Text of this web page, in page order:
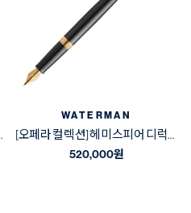
드 GT 수성펜
WATERMAN
[오페라 컬렉션] 헤미스피어 디럭스 블랙&골드 GT 만년필
520,000원